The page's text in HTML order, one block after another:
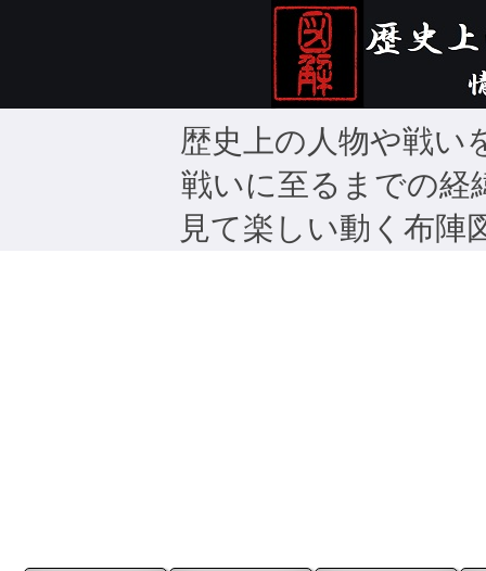
歴史上の人物や戦い
戦いに至るまでの経
見て楽しい動く布陣